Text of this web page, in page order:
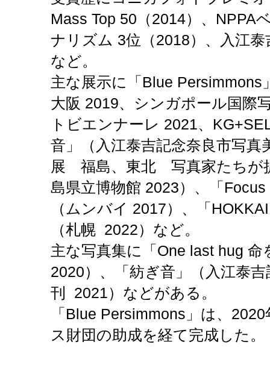
Mass Top 50（2014）、NPPA
ナリズム 3位（2018）、入江
など。
主な展示に「Blue Persimmons
大阪 2019、シンガポール国際
トビエンナーレ 2021、
音」（入江泰吉記念奈良市写真
展 福島、東北 写真家たちが
島県立博物館 2023）、「
（ムンバイ 2017）、「
（札幌 2022）など。
主な写真集に「One last hug 命
2020）、「紡ぎ音」（入江泰
刊 2021）などがある。
「Blue Persimmons」は、
ス財団の助成を経て完成した。